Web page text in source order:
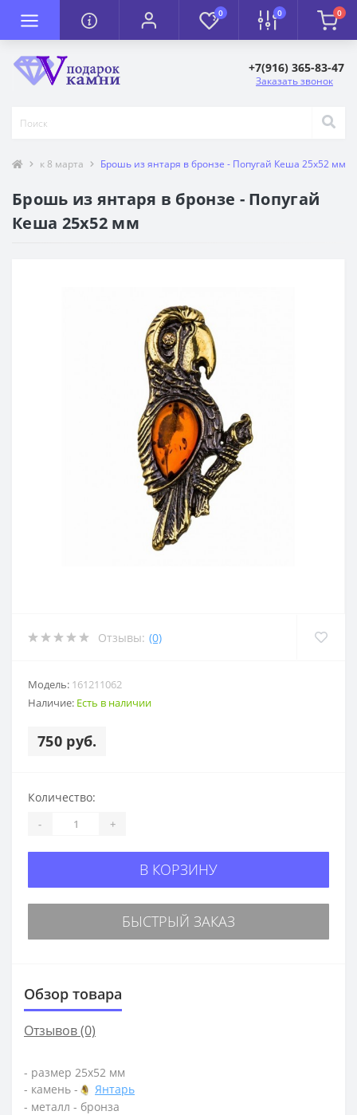
0 0 0
+7(916) 365-83-47
Заказать звонок
к 8 марта Брошь из янтаря в бронзе - Попугай Кеша 25х52 мм
Брошь из янтаря в бронзе - Попугай
Кеша 25х52 мм
Отзывы: (0)
Модель: 161211062
Наличие: Есть в наличии
750 руб.
Количество:
- +
В КОРЗИНУ
БЫСТРЫЙ ЗАКАЗ
Обзор товара
Отзывов (0)
- размер 25х52 мм
- камень -
Янтарь
- металл - бронза